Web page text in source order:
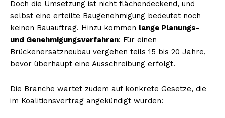
Doch die Umsetzung ist nicht flächendeckend, und
selbst eine erteilte Baugenehmigung bedeutet noch
keinen Bauauftrag. Hinzu kommen lange Planungs-
und Genehmigungsverfahren: Für einen
Brückenersatzneubau vergehen teils 15 bis 20 Jahre,
bevor überhaupt eine Ausschreibung erfolgt.
Die Branche wartet zudem auf konkrete Gesetze, die
im Koalitionsvertrag angekündigt wurden: